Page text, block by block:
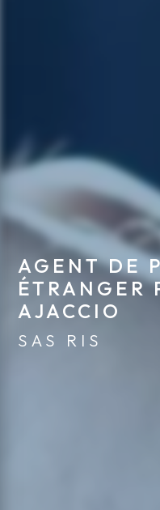
AGENT DE
ÉTRANGER
AJACCIO
SAS RIS